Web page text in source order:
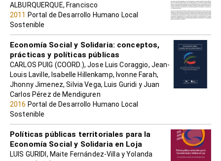
ALBURQUERQUE, Francisco
2011 Portal de Desarrollo Humano Local
Sostenible
Economía Social y Solidaria: conceptos,
prácticas y políticas públicas
CARLOS PUIG (COORD.), Jose Luis Coraggio, Jean-
Louis Laville, Isabelle Hillenkamp, Ivonne Farah,
Jhonny Jimenez, Silvia Vega, Luis Guridi y Juan
Carlos Pérez de Mendiguren
2016 Portal de Desarrollo Humano Local
Sostenible
Políticas públicas territoriales para la
Economía Social y Solidaria en Loja
LUIS GURIDI, Maite Fernández-Villa y Yolanda